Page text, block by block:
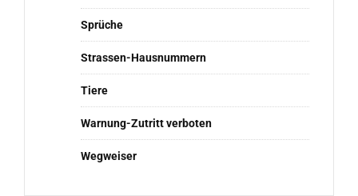
Sprüche
Strassen-Hausnummern
Tiere
Warnung-Zutritt verboten
Wegweiser